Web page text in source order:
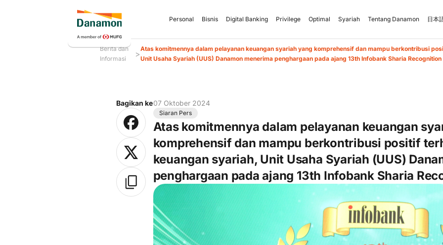
Personal Bisnis Digital Banking Privilege Optimal Syariah Tentang Danamon 日本
Berita dan
Informasi
>
Atas komitmennya dalam pelayanan keuangan syariah yang komprehensif dan mampu berkontribusi
Unit Usaha Syariah (UUS) Danamon menerima penghargaan pada ajang 13th Infobank Sharia
Bagikan ke07 Oktober 2024
Siaran Pers
Atas komitmennya dalam pelayanan keuangan
komprehensif dan mampu berkontribusi positif
keuangan syariah, Unit Usaha Syariah (UUS)
penghargaan pada ajang 13th Infobank Sharia